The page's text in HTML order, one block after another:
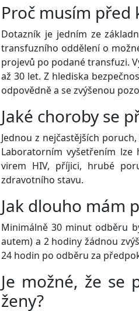
Proč musím před
Dotazník je jedním ze
transfuzního oddělení o
projevů po podané transfuzi.
až 30 let. Z hlediska
odpovědně a se zvýšenou
Jaké choroby se
Jednou z nejčastějších
Laboratorním vyšetřením
virem HIV, příjici, hrubé
zdravotního stavu.
Jak dlouho mám
Minimálně 30 minut odběru
autem) a 2 hodiny žádnou
24 hodin po odběru za
Je možné, že se
ženy?